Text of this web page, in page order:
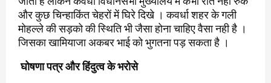
और कुछ चिन्हाकिंत चेहरों में घिरे दिखे । कवर्धा शहर के गली
मोहल्ले की सड़को की स्थिति भी जैसा होना चाहिए वैसा नही है ।
जिसका खामियाजा अकबर भाई को भुगतना पड़ सकता है ।
घोषणा पत्र और हिंदुत्व के भरोसे